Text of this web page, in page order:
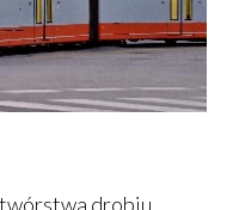
drobiu